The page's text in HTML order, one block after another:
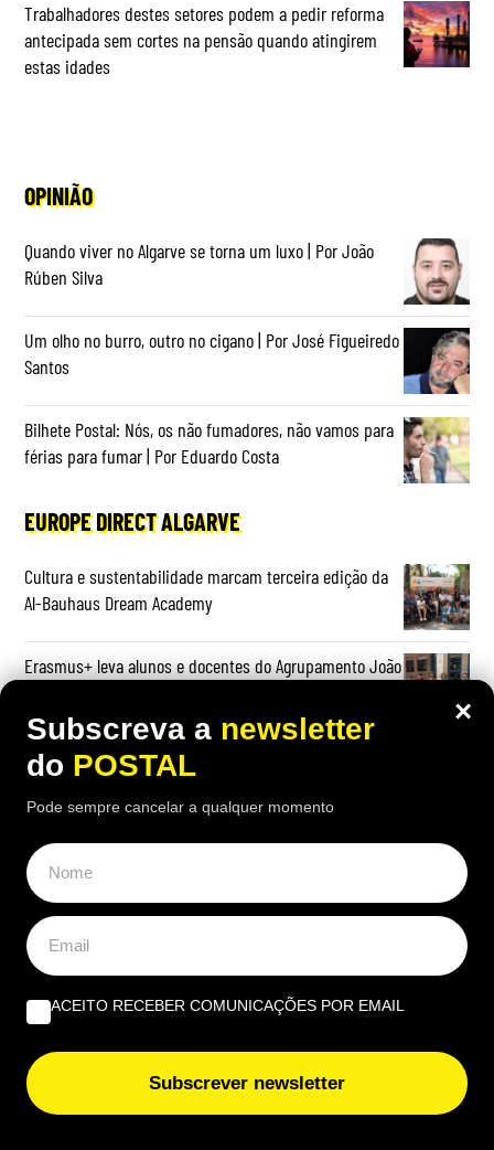
Trabalhadores destes setores podem a pedir reforma
antecipada sem cortes na pensão quando atingirem
estas idades
OPINIÃO
Quando viver no Algarve se torna um luxo | Por João
Rúben Silva
Um olho no burro, outro no cigano | Por José Figueiredo
Santos
Bilhete Postal: Nós, os não fumadores, não vamos para
férias para fumar | Por Eduardo Costa
EUROPE DIRECT ALGARVE
Cultura e sustentabilidade marcam terceira edição da
Al-Bauhaus Dream Academy
Erasmus+ leva alunos e docentes do Agrupamento João
×
Subscreva a newsletter
do POSTAL
Pode sempre cancelar a qualquer momento
ACEITO RECEBER COMUNICAÇÕES POR EMAIL
Subscrever newsletter